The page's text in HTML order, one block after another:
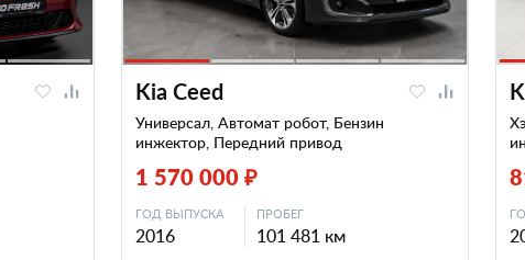
Kia Ceed
Универсал, Автомат робот, Бензин
инжектор, Передний привод
1 570 000 ₽
ГОД ВЫПУСКА
2016
ПРОБЕГ
101 481 км